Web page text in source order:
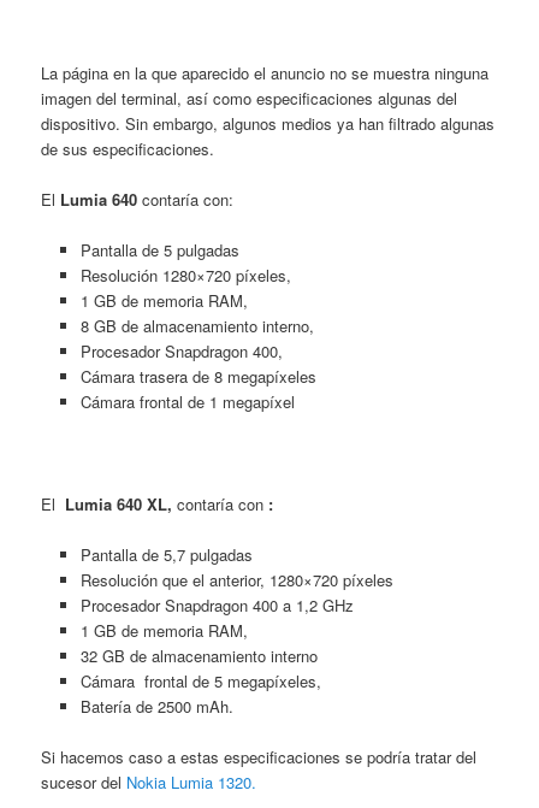
La página en la que aparecido el anuncio no se muestra ninguna
imagen del terminal, así como especificaciones algunas del
dispositivo. Sin embargo, algunos medios ya han filtrado algunas
de sus especificaciones.
El Lumia 640 contaría con:
Pantalla de 5 pulgadas
Resolución 1280×720 píxeles,
1 GB de memoria RAM,
8 GB de almacenamiento interno,
Procesador Snapdragon 400,
Cámara trasera de 8 megapíxeles
Cámara frontal de 1 megapíxel
El Lumia 640 XL,contaría con :
Pantalla de 5,7 pulgadas
Resolución que el anterior, 1280×720 píxeles
Procesador Snapdragon 400 a 1,2 GHz
1 GB de memoria RAM,
32 GB de almacenamiento interno
Cámara frontal de 5 megapíxeles,
Batería de 2500 mAh.
Si hacemos caso a estas especificaciones se podría tratar del
sucesor del Nokia Lumia 1320.